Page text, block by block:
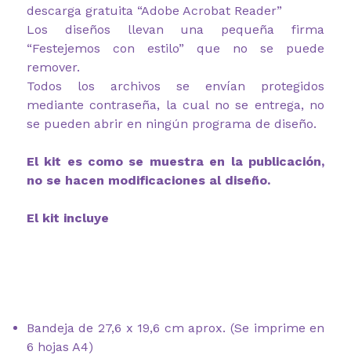
descarga gratuita “Adobe Acrobat Reader”
Los diseños llevan una pequeña firma
“Festejemos con estilo” que no se puede
remover.
Todos los archivos se envían protegidos
mediante contraseña, la cual no se entrega, no
se pueden abrir en ningún programa de diseño.
El kit es como se muestra en la publicación,
no se hacen modificaciones al diseño.
El kit incluye
Bandeja de 27,6 x 19,6 cm aprox. (Se imprime en
6 hojas A4)